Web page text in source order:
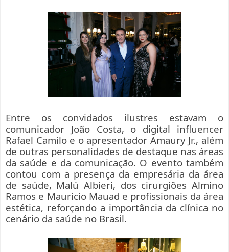
Entre os convidados ilustres estavam o
comunicador João Costa, o digital influencer
Rafael Camilo e o apresentador Amaury Jr., além
de outras personalidades de destaque nas áreas
da saúde e da comunicação. O evento também
contou com a presença da empresária da área
de saúde, Malú Albieri, dos cirurgiões Almino
Ramos e Mauricio Mauad e profissionais da área
estética, reforçando a importância da clínica no
cenário da saúde no Brasil.